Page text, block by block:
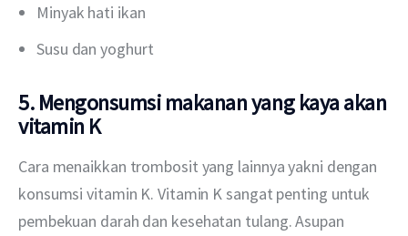
Minyak hati ikan
Susu dan yoghurt
5. Mengonsumsi makanan yang kaya akan
vitamin K
Cara menaikkan trombosit yang lainnya yakni dengan
konsumsi vitamin K. Vitamin K sangat penting untuk
pembekuan darah dan kesehatan tulang. Asupan